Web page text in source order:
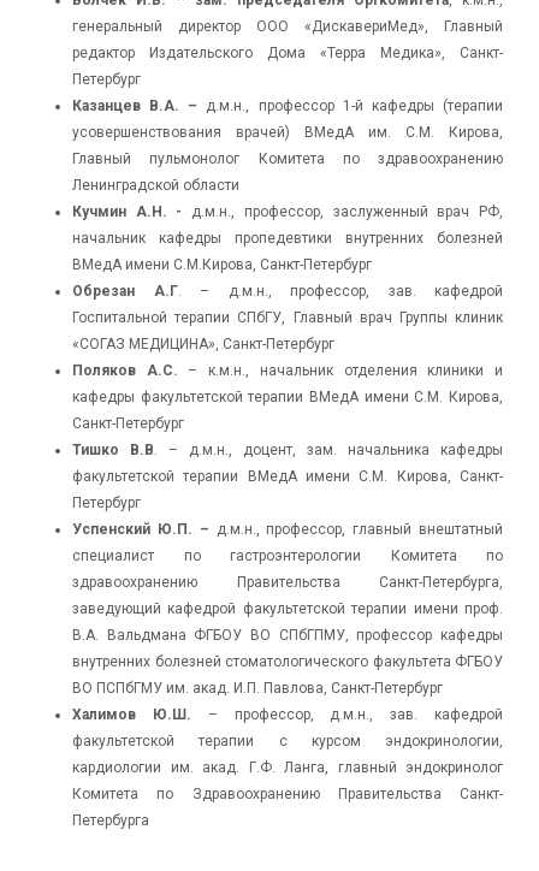
генеральный директор ООО «ДискавериМед», Главный
редактор Издательского Дома «Терра Медика», Санкт-
Петербург
Казанцев В.А. – д.м.н., профессор 1-й кафедры (терапии
усовершенствования врачей) ВМедА им. С.М. Кирова,
Главный пульмонолог Комитета по здравоохранению
Ленинградской области
Кучмин А.Н. - д.м.н., профессор, заслуженный врач РФ,
начальник кафедры пропедевтики внутренних болезней
ВМедА имени С.М.Кирова, Санкт-Петербург
Обрезан А.Г. – д.м.н., профессор, зав. кафедрой
Госпитальной терапии СПбГУ, Главный врач Группы клиник
«СОГАЗ МЕДИЦИНА», Санкт-Петербург
Поляков А.С. – к.м.н., начальник отделения клиники и
кафедры факультетской терапии ВМедА имени С.М. Кирова,
Санкт-Петербург
Тишко В.В. – д.м.н., доцент, зам. начальника кафедры
факультетской терапии ВМедА имени С.М. Кирова, Санкт-
Петербург
Успенский Ю.П. – д.м.н., профессор, главный внештатный
специалист по гастроэнтерологии Комитета по
здравоохранению Правительства Санкт-Петербурга,
заведующий кафедрой факультетской терапии имени проф.
В.А. Вальдмана ФГБОУ ВО СПбГПМУ, профессор кафедры
внутренних болезней стоматологического факультета ФГБОУ
ВО ПСПбГМУ им. акад. И.П. Павлова, Санкт-Петербург
Халимов Ю.Ш. – профессор, д.м.н., зав. кафедрой
факультетской терапии с курсом эндокринологии,
кардиологии им. акад. Г.Ф. Ланга, главный эндокринолог
Комитета по Здравоохранению Правительства Санкт-
Петербурга